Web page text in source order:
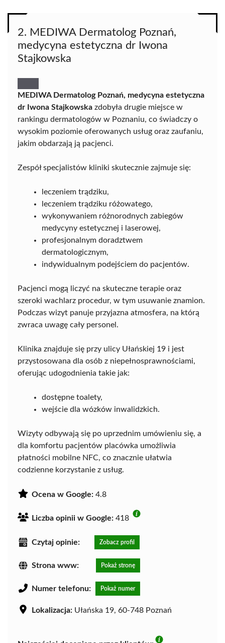
2. MEDIWA Dermatolog Poznań,
medycyna estetyczna dr Iwona
Stajkowska
MEDIWA Dermatolog Poznań, medycyna estetyczna
dr Iwona Stajkowska zdobyła drugie miejsce w
rankingu dermatologów w Poznaniu, co świadczy o
wysokim poziomie oferowanych usług oraz zaufaniu,
jakim obdarzają ją pacjenci.
Zespół specjalistów kliniki skutecznie zajmuje się:
leczeniem trądziku,
leczeniem trądziku różowatego,
wykonywaniem różnorodnych zabiegów
medycyny estetycznej i laserowej,
profesjonalnym doradztwem
dermatologicznym,
indywidualnym podejściem do pacjentów.
Pacjenci mogą liczyć na skuteczne terapie oraz
szeroki wachlarz procedur, w tym usuwanie znamion.
Podczas wizyt panuje przyjazna atmosfera, na którą
zwraca uwagę cały personel.
Klinika znajduje się przy ulicy Ułańskiej 19 i jest
przystosowana dla osób z niepełnosprawnościami,
oferując udogodnienia takie jak:
dostępne toalety,
wejście dla wózków inwalidzkich.
Wizyty odbywają się po uprzednim umówieniu się, a
dla komfortu pacjentów placówka umożliwia
płatności mobilne NFC, co znacznie ułatwia
codzienne korzystanie z usług.
Ocena w Google: 4.8
Liczba opinii w Google: 418
Czytaj opinie: Zobacz profil
Strona www: Pokaż stronę
Numer telefonu: Pokaż numer
Lokalizacja: Ułańska 19, 60-748 Poznań